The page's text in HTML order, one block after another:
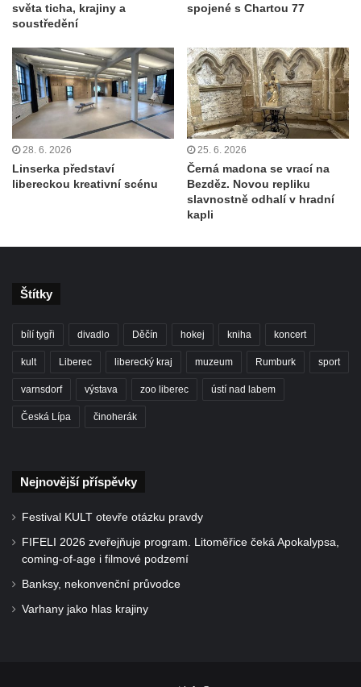
světa ticha, krajiny a
soustředění
spojené s Chartou 77
28. 6. 2026
Linserka představí
libereckou kreativní scénu
25. 6. 2026
Černá madona se vrací na
Bezděz. Novou repliku
slavnostně odhalí v hradní
kapli
Štítky
bílí tygři divadlo Děčín hokej kniha koncert
kult Liberec liberecký kraj muzeum Rumburk sport
varnsdorf výstava zoo liberec ústí nad labem
Česká Lípa činoherák
Nejnovější příspěvky
Festival KULT otevře otázku pravdy
FIFELI 2026 zveřejňuje program. Litoměřice čeká Apokalypsa,
coming-of-age i filmové podzemí
Banksy, nekonvenční průvodce
Varhany jako hlas krajiny